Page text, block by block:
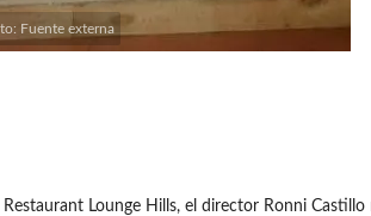
Fuente externa
Lounge Hills, el director Ronni